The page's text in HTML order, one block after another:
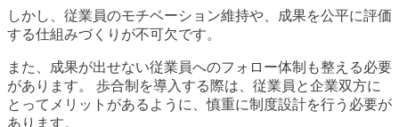
しかし、従業員のモチベーション維持や、成果を公平に評価
する仕組みづくりが不可欠です。
また、成果が出せない従業員へのフォロー体制も整える必要
があります。 歩合制を導入する際は、従業員と企業双方に
とってメリットがあるように、慎重に制度設計を行う必要が
あります。